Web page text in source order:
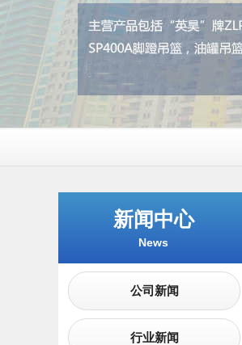
新闻中心
News
公司新闻
行业新闻